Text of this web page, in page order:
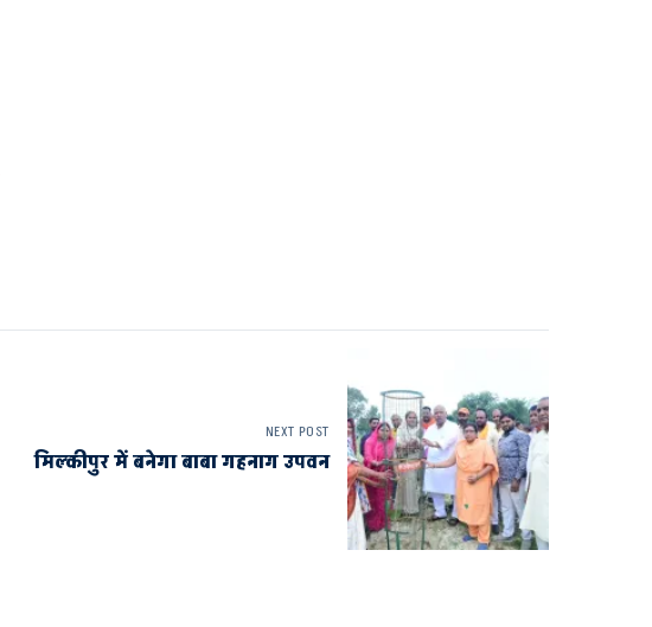
NEXT POST
मिल्कीपुर में बनेगा बाबा गहनाग उपवन